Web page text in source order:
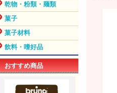
乾物・粉類・麺類
菓子
菓子材料
飲料・嗜好品
おすすめ商品